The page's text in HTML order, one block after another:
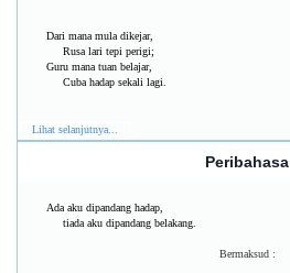
Dari mana mula dikejar,
Rusa lari tepi perigi;
Guru mana tuan belajar,
Cuba hadap sekali lagi.
Lihat selanjutnya...
Peribahasa
Ada aku dipandang hadap,
tiada aku dipandang belakang.
Bermaksud :